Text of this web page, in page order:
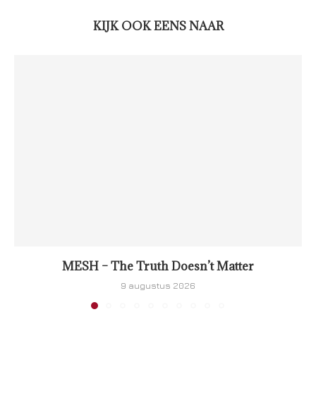
KIJK OOK EENS NAAR
MESH – The Truth Doesn’t Matter
9 augustus 2026